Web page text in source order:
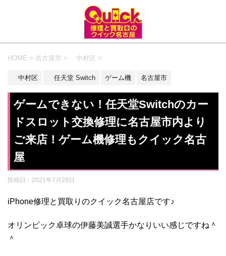
HOME > 名古屋市 > 中村区 >
中村区 任天堂 Switch ゲーム機 名古屋市
ゲームできない！任天堂Switchのカー
ドスロット交換修理に名古屋市内より
ご来店！ゲーム機修理もクイック名古
屋
投稿日： 2021年7月28日
iPhone修理と買取りのクイック名古屋店です♪
オリンピック卓球の伊藤美誠選手かなりいい感じですね＾
＾